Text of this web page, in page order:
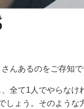
んあるのをご存知で
全て1人でやらなけ
しょう。そのような